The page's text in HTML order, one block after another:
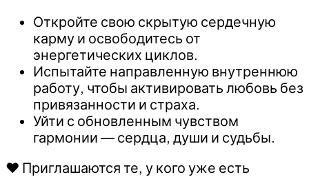
Откройте свою скрытую сердечную
карму и освободитесь от
энергетических циклов.
Испытайте направленную внутреннюю
работу, чтобы активировать любовь без
привязанности и страха.
Уйти с обновленным чувством
гармонии — сердца, души и судьбы.
♥ Приглашаются те, у кого уже есть